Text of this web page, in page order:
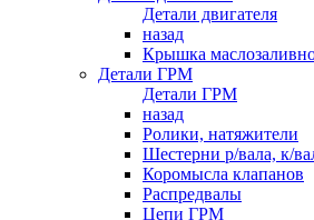
Детали двигателя
назад
Крышка
Детали ГРМ
Детали ГРМ
назад
Ролики, натяжители
Шестерни р/вала, к/
Коромысла клапанов
Распредвалы
Цепи ГРМ